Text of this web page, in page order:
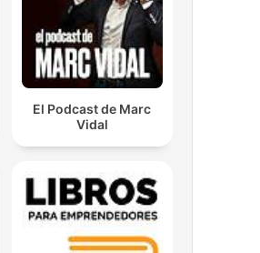
El Podcast de Marc
Vidal